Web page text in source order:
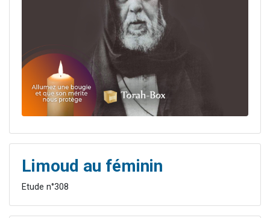
Limoud au féminin
Etude n°308